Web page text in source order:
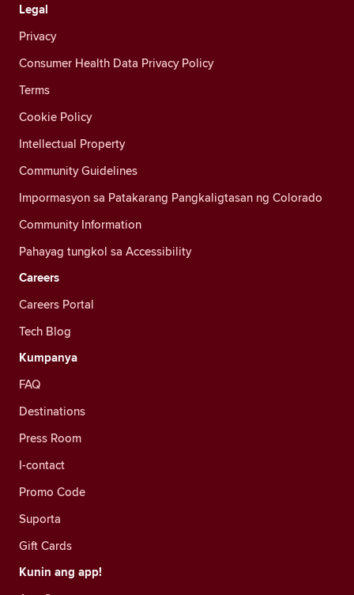
Legal
Privacy
Consumer Health Data Privacy Policy
Terms
Cookie Policy
Intellectual Property
Community Guidelines
Impormasyon sa Patakarang Pangkaligtasan ng Colorado
Community Information
Pahayag tungkol sa Accessibility
Careers
Careers Portal
Tech Blog
Kumpanya
FAQ
Destinations
Press Room
I-contact
Promo Code
Suporta
Gift Cards
Kunin ang app!